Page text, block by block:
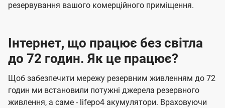
резервування вашого комерційного приміщення.
Інтернет, що працює без світла
до 72 годин. Як це працює?
Щоб забезпечити мережу резервним живленням до 72
годин ми встановили потужні джерела резервного
живлення, а саме - lifepo4 акумулятори. Враховуючи